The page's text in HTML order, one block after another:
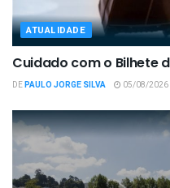
ATUALIDADE
Cuidado com o Bilhete
DEPAULO JORGE SILVA 05/08/2026